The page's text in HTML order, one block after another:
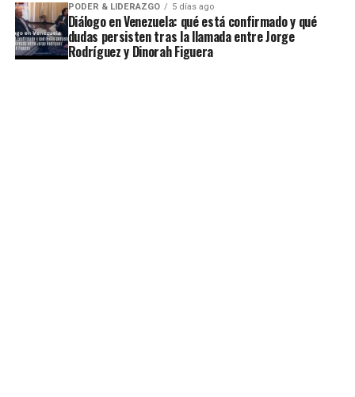
PODER & LIDERAZGO 5 días ago
Diálogo en Venezuela: qué está confirmado y qué
dudas persisten tras la llamada entre Jorge
Rodríguez y Dinorah Figuera